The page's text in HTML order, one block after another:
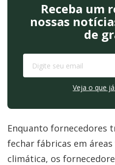
Receba um
nossas
de
Veja o que
Enquanto fornecedores
fechar fábricas em
climática, os